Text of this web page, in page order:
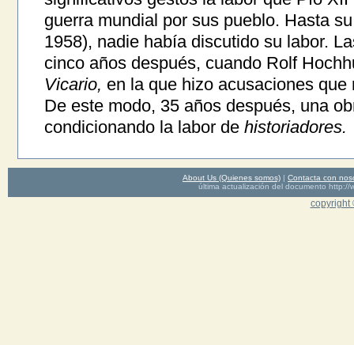
guerra mundial por sus pueblo. Hasta
1958), nadie había discutido su labor.
cinco años después, cuando Rolf
Vicario, en la que hizo acusaciones
De este modo, 35 años después, una
condicionando la labor de historiadores.
About Us (Quienes somos)
Contacta con
última actualización del documento http://
copyright